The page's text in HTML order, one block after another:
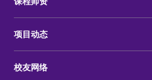
项目动态
校友网络